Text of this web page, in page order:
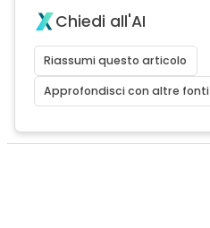
Chiedi all'AI
Riassumi questo articolo
Approfondisci con altre fonti